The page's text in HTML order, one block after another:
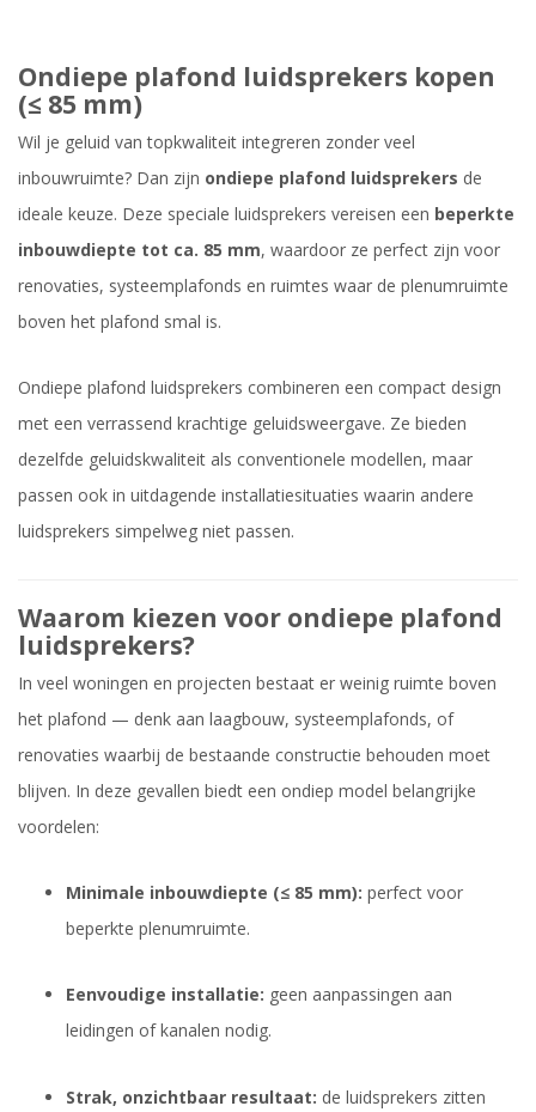
Ondiepe plafond luidsprekers kopen
(≤ 85 mm)
Wil je geluid van topkwaliteit integreren zonder veel
inbouwruimte? Dan zijn ondiepe plafond luidsprekers de
ideale keuze. Deze speciale luidsprekers vereisen een beperkte
inbouwdiepte tot ca. 85 mm, waardoor ze perfect zijn voor
renovaties, systeemplafonds en ruimtes waar de plenumruimte
boven het plafond smal is.
Ondiepe plafond luidsprekers combineren een compact design
met een verrassend krachtige geluidsweergave. Ze bieden
dezelfde geluidskwaliteit als conventionele modellen, maar
passen ook in uitdagende installatiesituaties waarin andere
luidsprekers simpelweg niet passen.
Waarom kiezen voor ondiepe plafond
luidsprekers?
In veel woningen en projecten bestaat er weinig ruimte boven
het plafond — denk aan laagbouw, systeemplafonds, of
renovaties waarbij de bestaande constructie behouden moet
blijven. In deze gevallen biedt een ondiep model belangrijke
voordelen:
Minimale inbouwdiepte (≤ 85 mm): perfect voor
beperkte plenumruimte.
Eenvoudige installatie: geen aanpassingen aan
leidingen of kanalen nodig.
Strak, onzichtbaar resultaat: de luidsprekers zitten